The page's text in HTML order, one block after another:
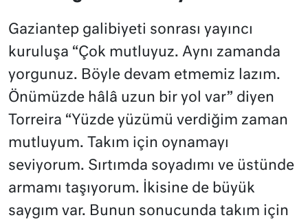
Gaziantep galibiyeti sonrası yayıncı
kuruluşa “Çok mutluyuz. Aynı zamanda
yorgunuz. Böyle devam etmemiz lazım.
Önümüzde hâlâ uzun bir yol var” diyen
Torreira “Yüzde yüzümü verdiğim zaman
mutluyum. Takım için oynamayı
seviyorum. Sırtımda soyadımı ve üstünde
armamı taşıyorum. İkisine de büyük
saygım var. Bunun sonucunda takım için